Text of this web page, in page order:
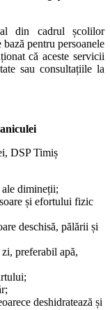
din cadrul școlilor
pentru persoanele
că aceste servicii
sau consultațiile la
DSP Timiș
dimineții;
și efortului fizic
deschisă, pălării și
preferabil apă,
deshidratează și